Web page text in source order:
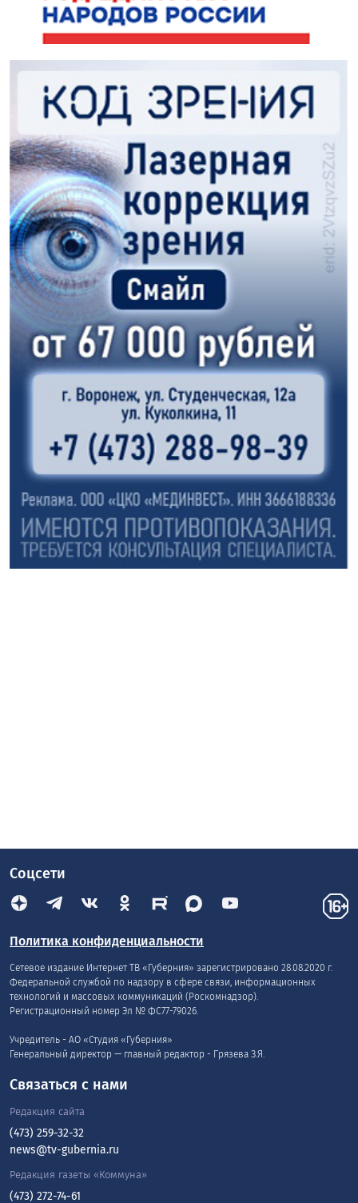
Соцсети
Политика конфиденциальности
Сетевое издание Интернет ТВ «Губерния» зарегистрировано 28.08.2020 г.
Федеральной службой по надзору в сфере связи, информационных
технологий и массовых коммуникаций (Роскомнадзор).
Регистрационный номер Эл № ФС77-79026.
Учредитель - АО «Студия «Губерния»
Генеральный директор — главный редактор - Грязева З.Я.
Связаться с нами
Редакция сайта
(473) 259-32-32
news@tv-gubernia.ru
Редакция газеты «Коммуна»
(473) 272-74-61